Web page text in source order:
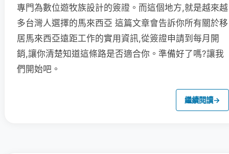
專門為數位遊牧族設計的簽證。而這個地方,就是越來越
多台灣人選擇的馬來西亞 這篇文章會告訴你所有關於移
居馬來西亞遠距工作的實用資訊,從簽證申請到每月開
銷,讓你清楚知道這條路是否適合你。準備好了嗎?讓我
們開始吧。
繼續閱讀→